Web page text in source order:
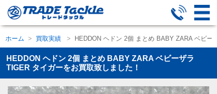
ホーム 買取実績 HEDDON ヘドン 2個 まとめ BABY ZARA ベビー
HEDDON ヘドン 2個 まとめ BABY ZARA ベビーザラ
TIGER タイガーをお買取致しました！